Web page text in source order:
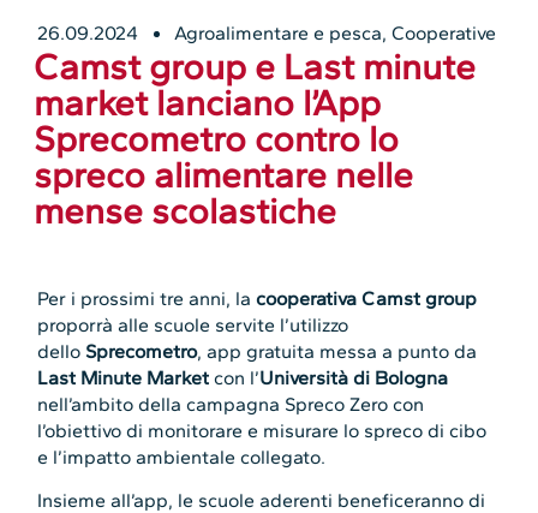
26.09.2024 Agroalimentare e pesca,Cooperative
Camst group e Last minute
market lanciano l’App
Sprecometro contro lo
spreco alimentare nelle
mense scolastiche
Per i prossimi tre anni, lacooperativa Camst group
proporrà alle scuole servite l’utilizzo
dello Sprecometro, app gratuita messa a punto da
Last Minute Marketcon l’Università di Bologna
nell’ambito della campagna Spreco Zero con
l’obiettivo di monitorare e misurare lo spreco di cibo
e l’impatto ambientale collegato.
Insieme all’app, le scuole aderenti beneficeranno di